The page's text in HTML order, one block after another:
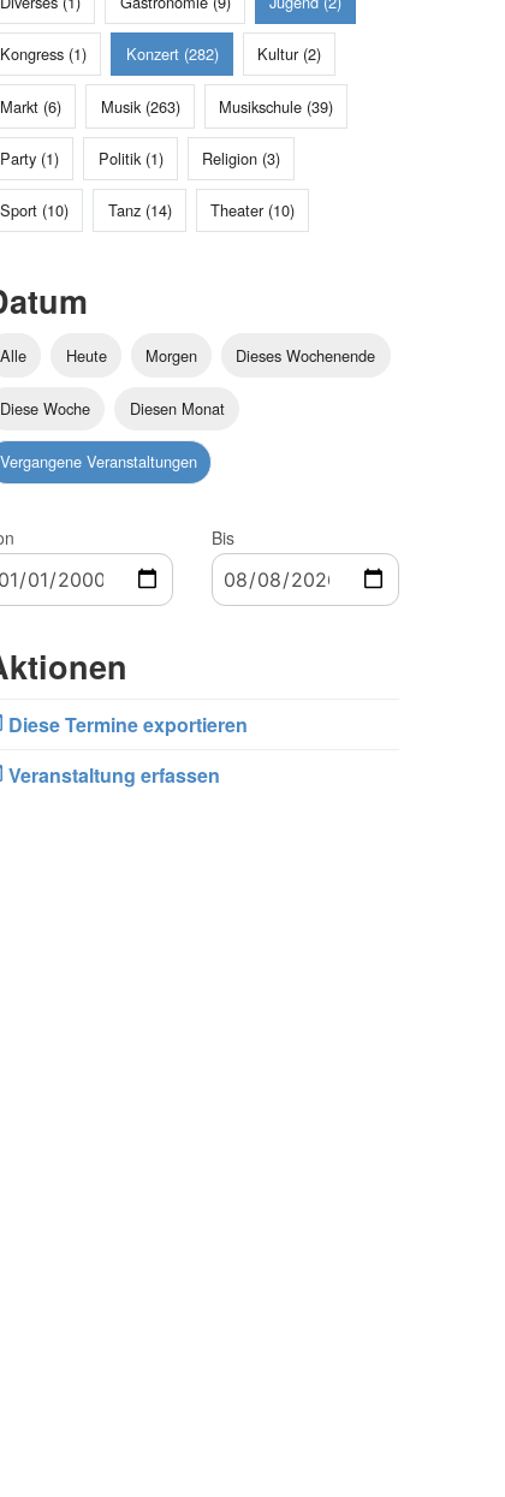
Kongress (1) Konzert (282) Kultur (2)
Markt (6) Musik (263) Musikschule (39)
Party (1) Politik (1) Religion (3)
Sport (10) Tanz (14) Theater (10)
Alle Heute Morgen Dieses Wochenende
Diese Woche Diesen Monat
Vergangene Veranstaltungen
Bis
Diese Termine exportieren
Veranstaltung erfassen